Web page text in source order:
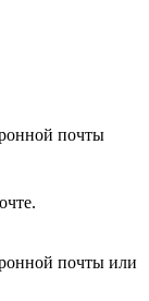
почты
почты или